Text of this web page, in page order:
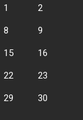
1 2
8 9
15 16
22 23
29 30